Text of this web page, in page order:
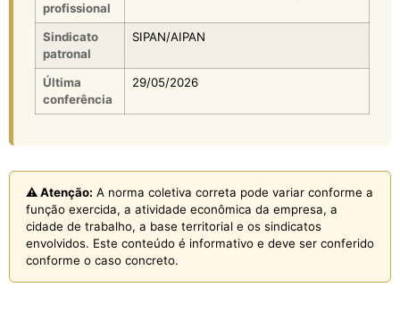
profissional
Sindicato
patronal
SIPAN/AIPAN
Última
conferência
29/05/2026
⚠️ Atenção: A norma coletiva correta pode variar conforme a
função exercida, a atividade econômica da empresa, a
cidade de trabalho, a base territorial e os sindicatos
envolvidos. Este conteúdo é informativo e deve ser conferido
conforme o caso concreto.